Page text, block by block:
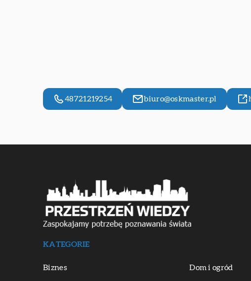
48721219254 biuro@oskmaster.pl
KATEGORIE
Biznes Dom i ogród